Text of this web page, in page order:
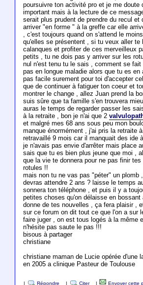
poursuivre ton activité pro et je me doute
important mais à la lecture de ce
serait plus prudent de prendre du recul et
arriver "en forme " à la greffe car elle
, c'est toujours quand on s'attend le
qu'elles se présentent , si tu veux aller te
calanques et profiter de ces merveilleux
petits , tu ne dois pas y arriver sur les
nul n'est tenu tu le sais , comment se fait
pas en longue maladie alors que tu es en
pas facile surement pour toi d'accepter
que de continuer à fatiguer ton coeur et
montrer le change , allez Juan prend la
suis sûre que ta famille s'en trouvera
auras le temps de regarder passer les
à la retraite , bon je n'ai que 2
et malgré mes 68 ans sous peu mon
manque énormément , j'ai pris la retraite
retravaillé 9 mois car il manquait des ide
je n'avais pas envie d'arrêter mais place
sais que tu es bien plus jeune que moi ,
que la vie te donnera pour ne pas finir
rotules !!
mais non tu ne vas pas "péter" un plomb
devras attendre 2 ans ? laisse le temps
sonnera ton téléphone , et puis il y a
petites choses qu'on délaisse en bossant
donne de tes nouvelles , ça fera plaisir ,
sur ce forum on dit tout ce que l'on a sur
faire juger , on est tous logés à la même
n'hésite pas saute le pas !!!
bisous à partager
christiane
christiane maman de Lucie opérée d'une
en 2005 a clinique Pasteur de Toulouse
Répondre Citer Envoyer cette